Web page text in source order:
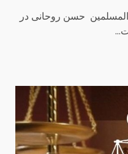
حسن روحانی در